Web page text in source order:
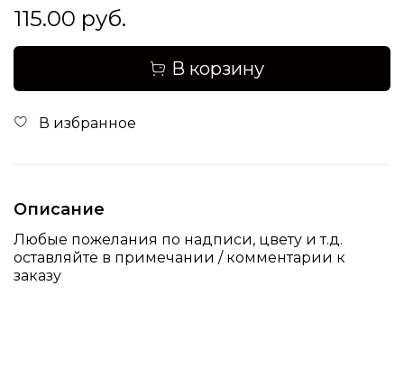
115.00 руб.
В корзину
В избранное
Описание
Любые пожелания по надписи, цвету и т.д.
оставляйте в примечании / комментарии к
заказу